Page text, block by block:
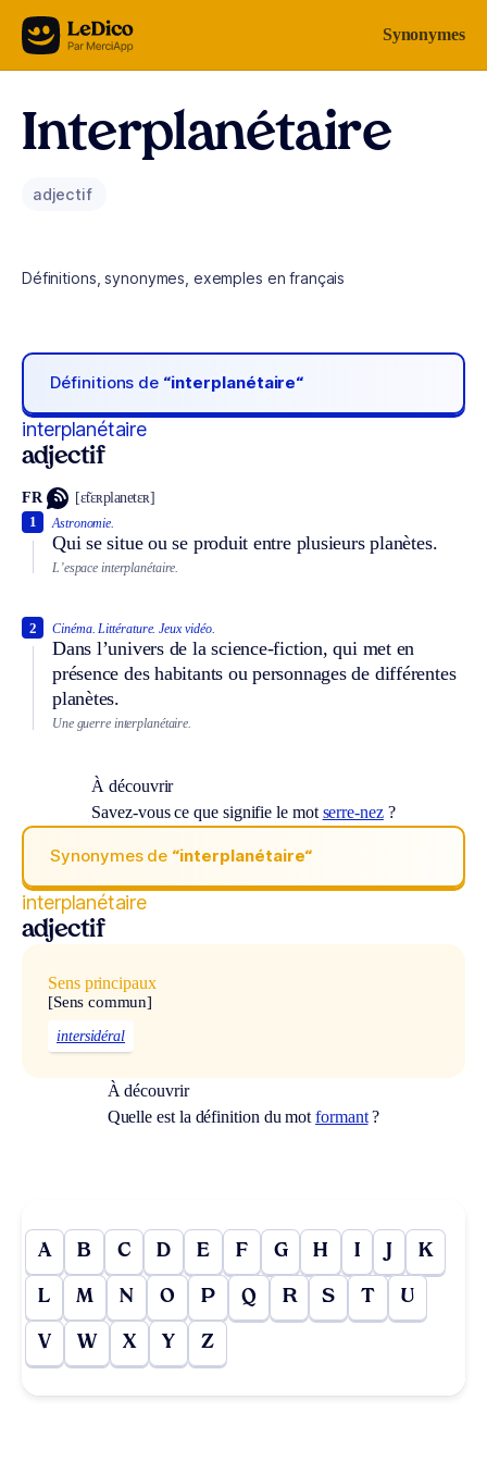
Aller au contenu Synonymes
Interplanétaire
adjectif
Définitions, synonymes, exemples en français
Définitions de “interplanétaire“
interplanétaire
adjectif
FR [ɛ̃tɛʀplanetɛʀ]
Astronomie.
Qui se situe ou se produit entre plusieurs planètes.
1
L’espace interplanétaire.
Cinéma. Littérature. Jeux vidéo.
Dans l’univers de la science-fiction, qui met en
présence des habitants ou personnages de différentes
planètes.
2
Une guerre interplanétaire.
À découvrir
Savez-vous ce que signifie le mot serre-nez?
Synonymes de “interplanétaire“
interplanétaire
adjectif
Sens principaux
[Sens commun]
intersidéral
À découvrir
Quelle est la définition du motformant?
A B C D E F G H I J K
L M N O P Q R S T U
V W X Y Z